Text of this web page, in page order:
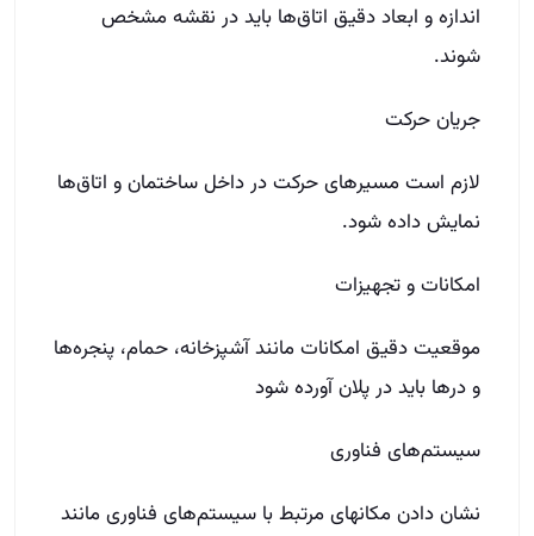
اندازه و ابعاد دقیق اتاق‌ها باید در نقشه مشخص
‌شوند.
جریان حرکت
لازم است مسیرهای حرکت در داخل ساختمان و اتاق‌ها
نمایش داده شود.
امکانات و تجهیزات
موقعیت دقیق امکانات مانند آشپزخانه، حمام، پنجره‌ها
و درها باید در پلان آورده شود
سیستم‌های فناوری
نشان دادن مکانهای مرتبط با سیستم‌های فناوری مانند